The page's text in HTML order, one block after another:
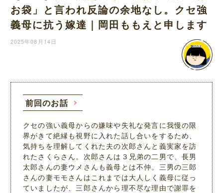
お袋」と言われ反論の余地なし。クセ強
義母に抗う嫁達｜岡田ももえと申します
2025年08月14日
前回のお話
クセの強い義母からの嫌味や失礼な発言に我慢の限
界がきて絶縁も視野に入れた話し合いをするため、
気持ちを理解してくれた夫の次郎さんと義実家を訪
れたさくらさん。次郎さんは３兄弟の二男で、長男
太郎さんの妻ウメさんも義母とは不仲。三男の三郎
さんの妻モモさんはこれまでは大人しく義母に従っ
ていましたが、三郎さんから理不尽な理由で謝罪を